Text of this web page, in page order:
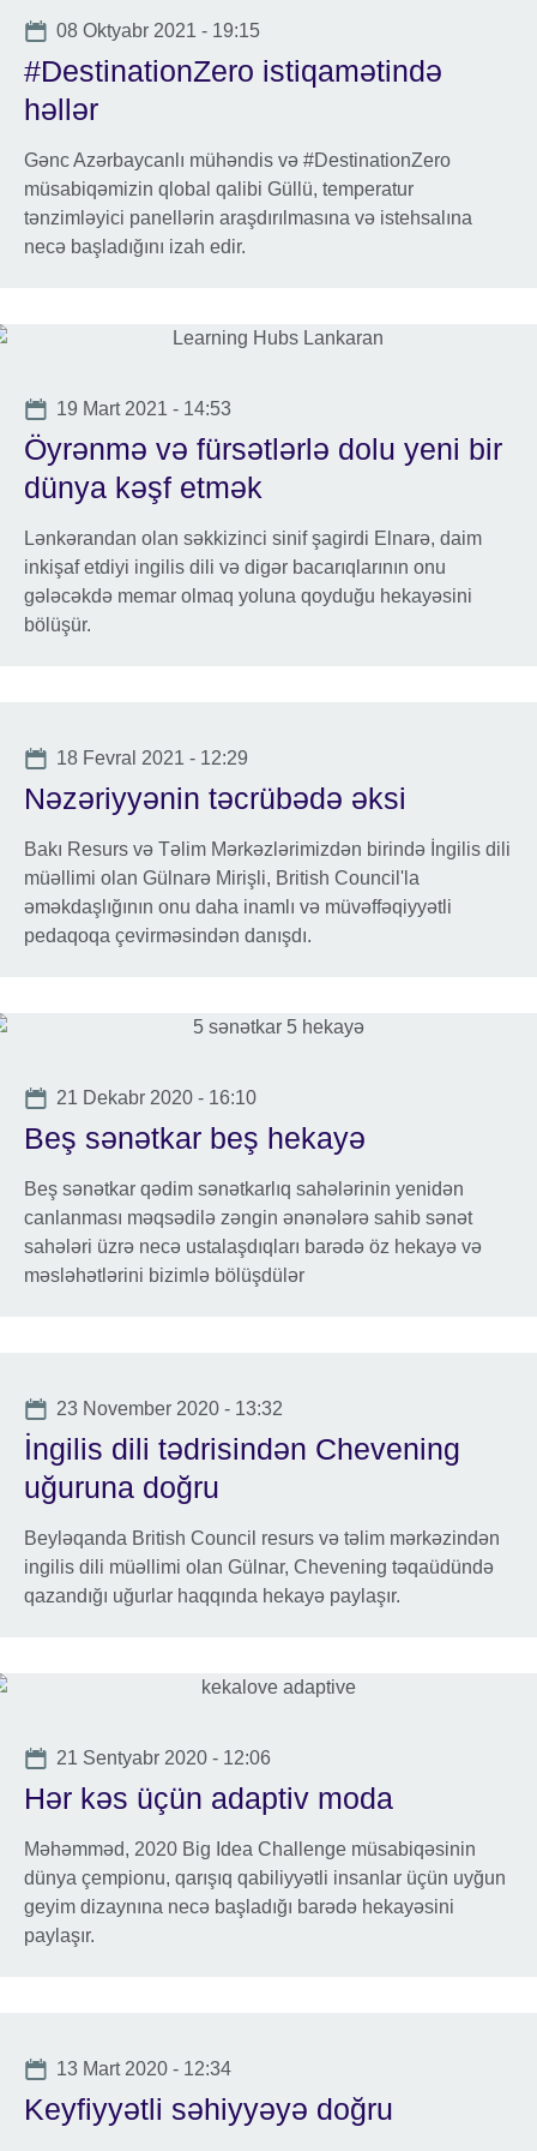
Date
08 Oktyabr 2021 - 19:15
#DestinationZero istiqamətində
həllər
Gənc Azərbaycanlı mühəndis və #DestinationZero
müsabiqəmizin qlobal qalibi Güllü, temperatur
tənzimləyici panellərin araşdırılmasına və istehsalına
necə başladığını izah edir.
Date
19 Mart 2021 - 14:53
Öyrənmə və fürsətlərlə dolu yeni bir
dünya kəşf etmək
Lənkərandan olan səkkizinci sinif şagirdi Elnarə, daim
inkişaf etdiyi ingilis dili və digər bacarıqlarının onu
gələcəkdə memar olmaq yoluna qoyduğu hekayəsini
bölüşür.
Date
18 Fevral 2021 - 12:29
Nəzəriyyənin təcrübədə əksi
Bakı Resurs və Təlim Mərkəzlərimizdən birində İngilis dili
müəllimi olan Gülnarə Mirişli, British Council'la
əməkdaşlığının onu daha inamlı və müvəffəqiyyətli
pedaqoqa çevirməsindən danışdı.
Date
21 Dekabr 2020 - 16:10
Beş sənətkar beş hekayə
Beş sənətkar qədim sənətkarlıq sahələrinin yenidən
canlanması məqsədilə zəngin ənənələrə sahib sənət
sahələri üzrə necə ustalaşdıqları barədə öz hekayə və
məsləhətlərini bizimlə bölüşdülər
Date
23 November 2020 - 13:32
İngilis dili tədrisindən Chevening
uğuruna doğru
Beyləqanda British Council resurs və təlim mərkəzindən
ingilis dili müəllimi olan Gülnar, Chevening təqaüdündə
qazandığı uğurlar haqqında hekayə paylaşır.
Date
21 Sentyabr 2020 - 12:06
Hər kəs üçün adaptiv moda
Məhəmməd, 2020 Big Idea Challenge müsabiqəsinin
dünya çempionu, qarışıq qabiliyyətli insanlar üçün uyğun
geyim dizaynına necə başladığı barədə hekayəsini
paylaşır.
Date
13 Mart 2020 - 12:34
Keyfiyyətli səhiyyəyə doğru